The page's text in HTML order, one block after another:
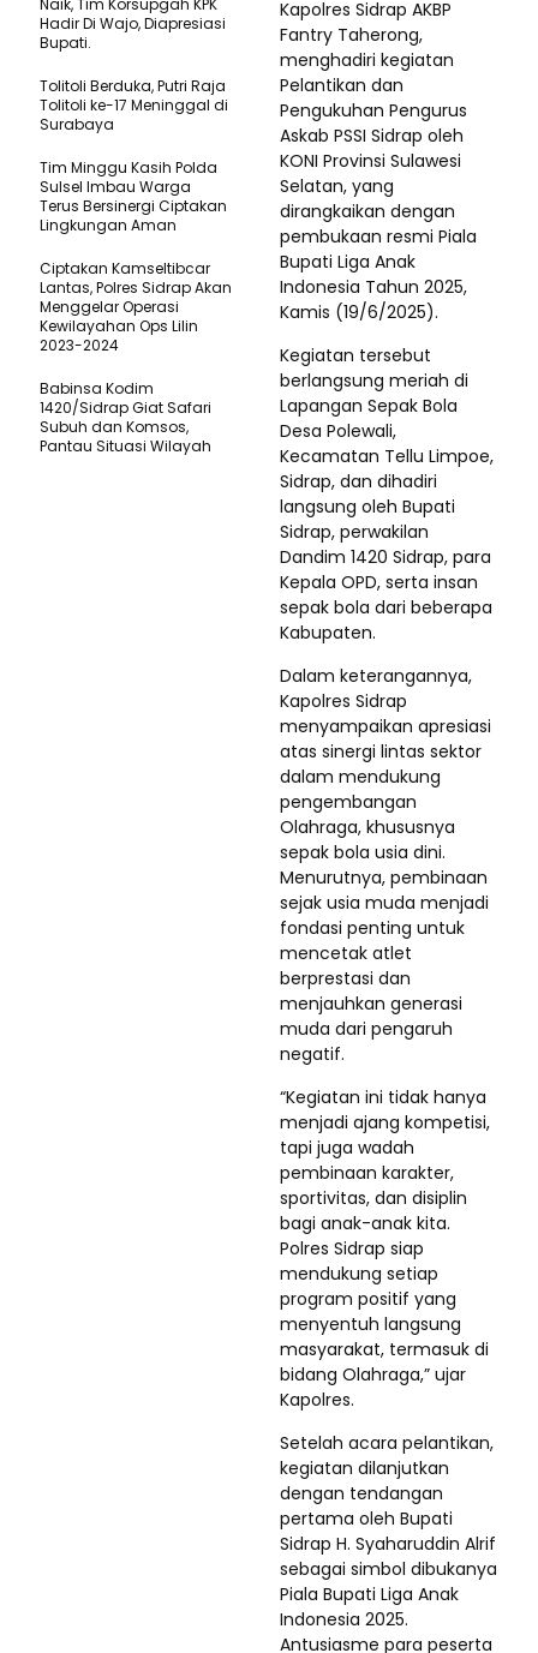
Kapolres Sidrap AKBP
Fantry Taherong,
menghadiri kegiatan
Pelantikan dan
Pengukuhan Pengurus
Askab PSSI Sidrap oleh
KONI Provinsi Sulawesi
Selatan, yang
dirangkaikan dengan
pembukaan resmi Piala
Bupati Liga Anak
Indonesia Tahun 2025,
Kamis (19/6/2025).
Kegiatan tersebut
berlangsung meriah di
Lapangan Sepak Bola
Desa Polewali,
Kecamatan Tellu Limpoe,
Sidrap, dan dihadiri
langsung oleh Bupati
Sidrap, perwakilan
Dandim 1420 Sidrap, para
Kepala OPD, serta insan
sepak bola dari beberapa
Kabupaten.
Dalam keterangannya,
Kapolres Sidrap
menyampaikan apresiasi
atas sinergi lintas sektor
dalam mendukung
pengembangan
Olahraga, khususnya
sepak bola usia dini.
Menurutnya, pembinaan
sejak usia muda menjadi
fondasi penting untuk
mencetak atlet
berprestasi dan
menjauhkan generasi
muda dari pengaruh
negatif.
“Kegiatan ini tidak hanya
menjadi ajang kompetisi,
tapi juga wadah
pembinaan karakter,
sportivitas, dan disiplin
bagi anak-anak kita.
Polres Sidrap siap
mendukung setiap
program positif yang
menyentuh langsung
masyarakat, termasuk di
bidang Olahraga,” ujar
Kapolres.
Setelah acara pelantikan,
kegiatan dilanjutkan
dengan tendangan
pertama oleh Bupati
Sidrap H. Syaharuddin Alrif
sebagai simbol dibukanya
Piala Bupati Liga Anak
Indonesia 2025.
Antusiasme para peserta
Naik, Tim Korsupgah KPK
Hadir Di Wajo, Diapresiasi
Bupati.
Tolitoli Berduka, Putri Raja
Tolitoli ke-17 Meninggal di
Surabaya
Tim Minggu Kasih Polda
Sulsel Imbau Warga
Terus Bersinergi Ciptakan
Lingkungan Aman
Ciptakan Kamseltibcar
Lantas, Polres Sidrap Akan
Menggelar Operasi
Kewilayahan Ops Lilin
2023-2024
Babinsa Kodim
1420/Sidrap Giat Safari
Subuh dan Komsos,
Pantau Situasi Wilayah